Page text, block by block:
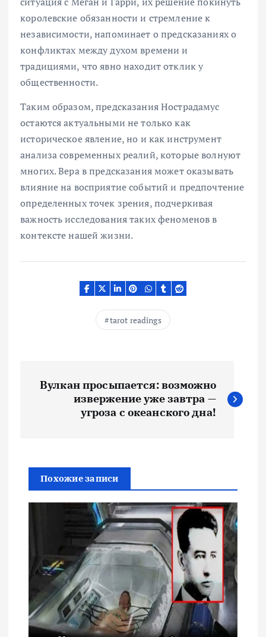
королевские обязанности и стремление к
независимости, напоминает о предсказаниях о
конфликтах между духом времени и
традициями, что явно находит отклик у
общественности.
Таким образом, предсказания Нострадамуc
остаются актуальными не только как
историческое явление, но и как инструмент
анализа современных реалий, которые волнуют
многих. Вера в предсказания может оказывать
влияние на восприятие событий и предпочтение
определенных точек зрения, подчеркивая
важность исследования таких феноменов в
контексте нашей жизни.
tarot readings
и
г
а
ц
и
я
Вулкан просыпается: возможно
извержение уже завтра —
угроза с океанского дна!
Похожие записи